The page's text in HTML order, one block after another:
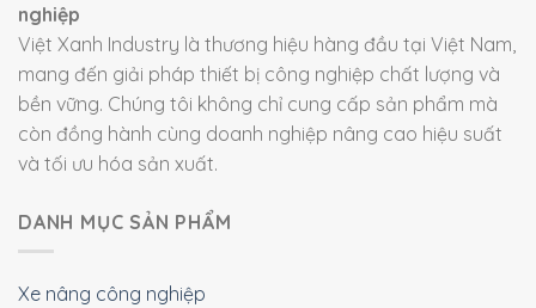
nghiệp
Việt Xanh Industry là thương hiệu hàng đầu tại Việt Nam,
mang đến giải pháp thiết bị công nghiệp chất lượng và
bền vững. Chúng tôi không chỉ cung cấp sản phẩm mà
còn đồng hành cùng doanh nghiệp nâng cao hiệu suất
và tối ưu hóa sản xuất.
DANH MỤC SẢN PHẨM
Xe nâng công nghiệp